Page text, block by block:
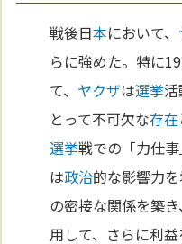
戦後日本において、
らに強めた。特に
て、 ヤクザは選挙活
とって不可欠な存在
選挙戦での「力仕事
は政治的な影響力
の密接な関係を築
用して、さらに利